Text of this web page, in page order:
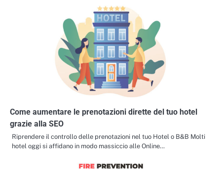
Come aumentare le prenotazioni dirette del tuo hotel
grazie alla SEO
Riprendere il controllo delle prenotazioni nel tuo Hotel o B&B Molti
hotel oggi si affidano in modo massiccio alle Online…